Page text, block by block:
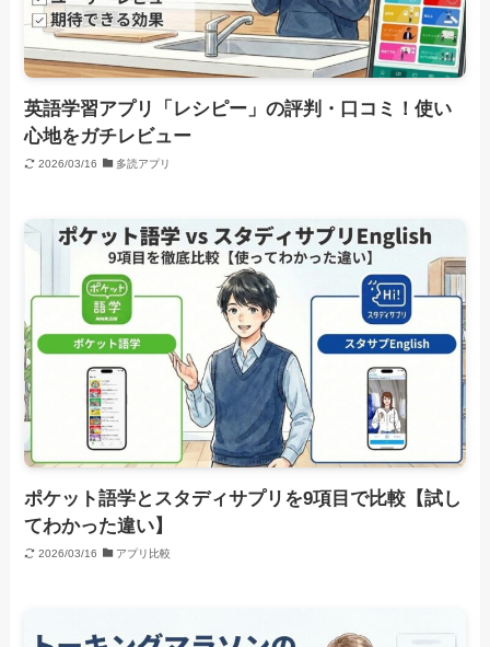
英語学習アプリ「レシピー」の評判・口コミ！使い
心地をガチレビュー
2026/03/16 多読アプリ
ポケット語学とスタディサプリを9項目で比較【試し
てわかった違い】
2026/03/16 アプリ比較